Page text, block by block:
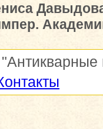
"Антикварные